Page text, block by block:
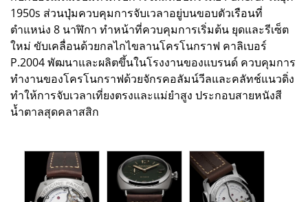
1950s ส่วนปุ่มควบคุมการจับเวลาอยู่บนขอบตัวเรือนที่
ตำแหน่ง 8 นาฬิกา ทำหน้าที่ควบคุมการเริ่มต้น ยุดและรีเซ็ต
ใหม่ ขับเคลื่อนด้วยกลไกไขลานโครโนกราฟ คาลิเบอร์
P.2004 พัฒนาและผลิตขึ้นในโรงงานของแบรนด์ ควบคุมการ
ทำงานของโครโนกราฟด้วยจักรคอลัมน์วีลและคลัทช์แนวดิ่ง
ทำให้การจับเวลาเที่ยงตรงและแม่ยำสูง ประกอบสายหนังสี
น้ำตาลสุดคลาสสิก